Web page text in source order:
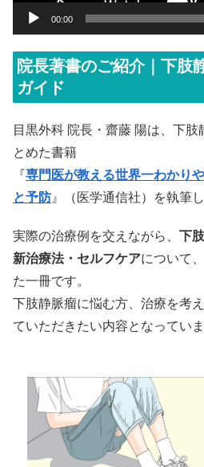
00:00
院長著書のご紹介｜下肢
ガイド
目黒外科 院長・齋藤 陽は、下肢
とめた書籍
『専門医が教える世界一わかり
と予防』（医学通信社）を執筆し
実際の治療例を交えながら、 下
新治療法・セルフケアについて
た一冊です。
下肢静脈瘤に悩む方、治療を考
ていただきたい内容となっていま